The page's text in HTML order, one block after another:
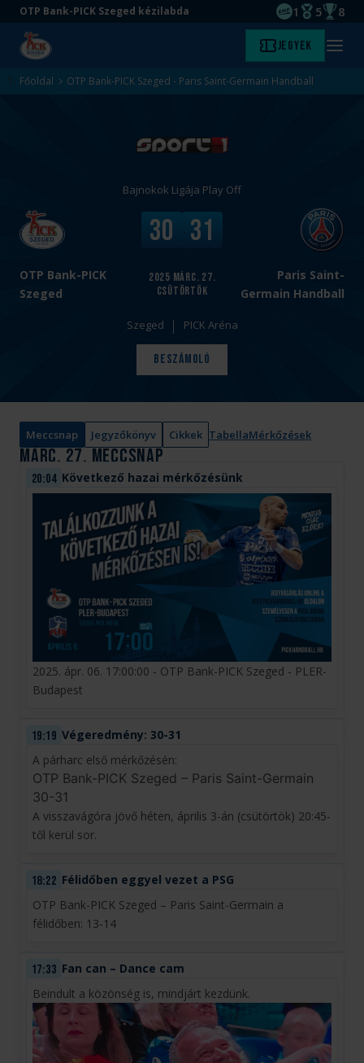
Ugrás
tartalomra
Ugrás
aljára
OTP Bank-PICK Szeged kézilabda
EHF
1
Magyar
5 8
Kezdőlap Jegyek Menü
Főoldal OTP Bank-PICK Szeged - Paris Saint-Germain Handball
Bajnokok Ligája Play Off
OTP Bank-PICK
Szeged
v
s
.
Paris Saint-
Germain Handball
2025 márc. 27.
csütörtök
V
é
e
r
e
d
m
é
n
y
:
30 31
Szeged PICK Aréna
Beszámoló
Meccsnap Jegyzőkönyv Cikkek TabellaMérkőzések
márc. 27. Meccsnap
20:04 Következő hazai mérkőzésünk
2025. ápr. 06. 17:00:00 - OTP Bank-PICK Szeged - PLER-
Budapest
19:19 Végeredmény: 30-31
A párharc első mérkőzésén:
OTP Bank-PICK Szeged – Paris Saint-Germain
30-31
A visszavágóra jövő héten, április 3-án (csütörtök) 20:45-
től kerül sor.
18:22 Félidőben eggyel vezet a PSG
OTP Bank-PICK Szeged – Paris Saint-Germain a
félidőben: 13-14
17:33 Fan can – Dance cam
Beindult a közönség is, mindjárt kezdünk.